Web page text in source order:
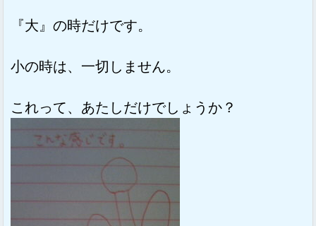
『大』の時だけです。
小の時は、一切しません。
これって、あたしだけでしょうか？